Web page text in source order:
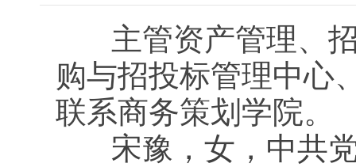
主管资产管理、招
购与招投标管理中心
联系商务策划学院。
宋豫，女，中共党